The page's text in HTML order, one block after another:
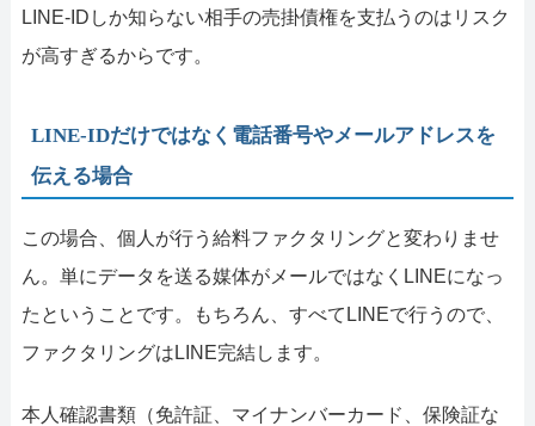
LINE-IDしか知らない相手の売掛債権を支払うのはリスク
が高すぎるからです。
LINE-IDだけではなく電話番号やメールアドレスを
伝える場合
この場合、個人が行う給料ファクタリングと変わりませ
ん。単にデータを送る媒体がメールではなくLINEになっ
たということです。もちろん、すべてLINEで行うので、
ファクタリングはLINE完結します。
本人確認書類（免許証、マイナンバーカード、保険証な